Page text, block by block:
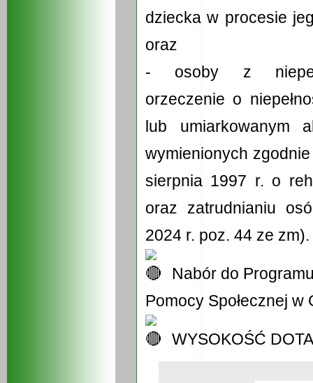
dziecka w procesie
oraz
- osoby z
orzeczenie o
lub umiarkowanym
wymienionych
sierpnia 1997 r. o
oraz zatrudnianiu
2024 r. poz. 44 ze zm).
Nabór do
Pomocy Społecznej w
WYSOKOŚĆ